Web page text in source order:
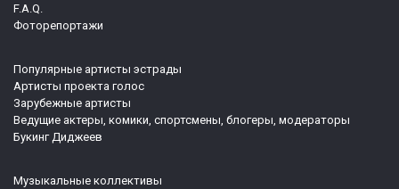
F.A.Q.
Фоторепортажи
Популярные артисты эстрады
Артисты проекта голос
Зарубежные артисты
Ведущие актеры, комики, спортсмены, блогеры, модераторы
Букинг Диджеев
Музыкальные коллективы